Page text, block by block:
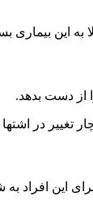
از دست بدهد.
این افراد